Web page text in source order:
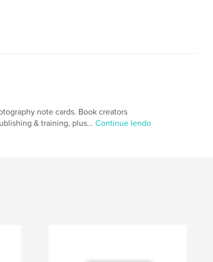
note cards. Book creators
& training, plus... Continue lendo